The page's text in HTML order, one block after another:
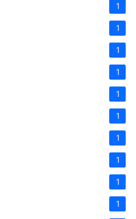
1
1
1
1
1
1
1
1
1
1